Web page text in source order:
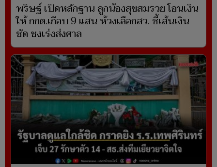
พริษฐ์ เปิดหลักฐาน ลูกน้องสุขสมรวย โอนเงิน
ให้ กกต.เกือบ 9 แสน ห้วงเลือกสว. ชี้เส้นเงิน
ชัด ชงเร่งส่งศาล